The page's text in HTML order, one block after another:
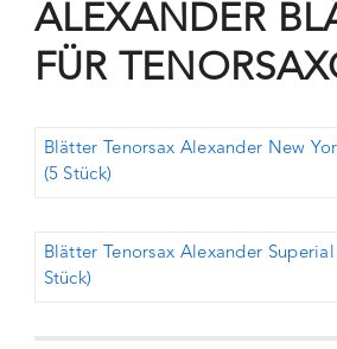
ALEXANDER
FÜR
Blätter Tenorsax Alexander New
(5 Stück)
Blätter Tenorsax Alexander Superial
Stück)